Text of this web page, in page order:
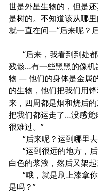
世是外星生物的，但是
是树的。不知道该从哪
就一直在问—“后来呢？
“后来，我看到到处都
残骸…有一些黑黑的像机
物 — 他们的身体是金属
的生物，他们把我们用
来，四周都是烟和烧后
把我们都运走了…没感觉
很难过。”
“后来呢？运到哪里去
“运到很远的地方，
白色的浆液，然后又架
“哦，就是刷上漆拿你
是吗？”